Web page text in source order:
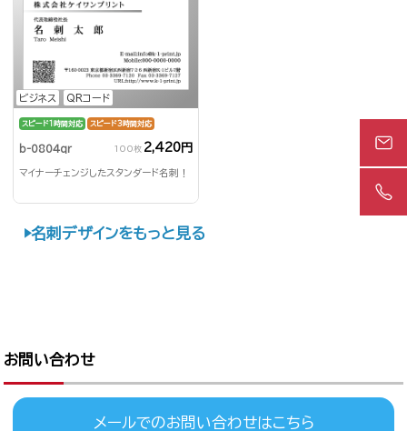
ビジネス QRコード
スピード1時間対応 スピード3時間対応
b-0804qr 100枚 2,420円
マイナーチェンジしたスタンダード名刺！
名刺デザインをもっと見る
お問い合わせ
メールでのお問い合わせはこちら